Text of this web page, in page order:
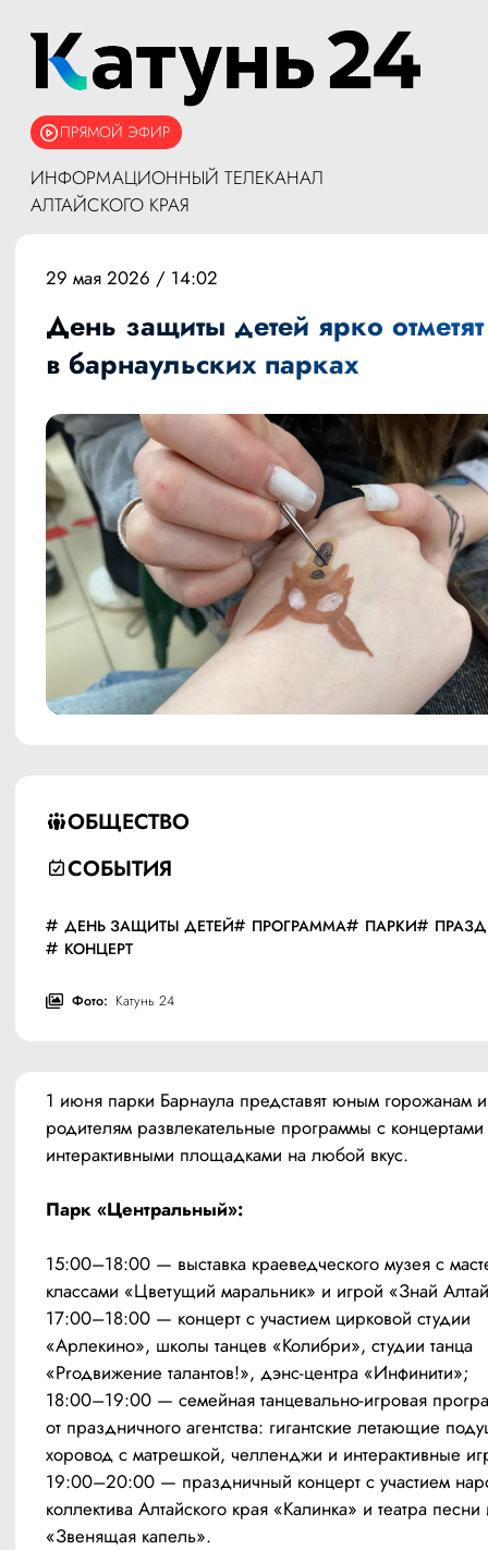
ПРЯМОЙ ЭФИР
ИНФОРМАЦИОННЫЙ ТЕЛЕКАНАЛ
АЛТАЙСКОГО КРАЯ
ОБЩЕСТВО
СОБЫТИЯ
ДЕНЬ ЗАЩИТЫ ДЕТЕЙ ПРОГРАММА ПАРКИ
КОНЦЕРТ
Фото: Катунь 24
29 мая 2026 / 14:02
День защиты детей ярко отметят
в барнаульских парках
1 июня парки Барнаула представят юным горожанам
родителям развлекательные программы с
интерактивными площадками на любой вкус.
Парк «Центральный»:
15:00–18:00 — выставка краеведческого музея с
классами «Цветущий маральник» и игрой «Знай
17:00–18:00 — концерт с участием цирковой студии
«Арлекино», школы танцев «Колибри», студии танца
«Prодвижение талантов!», дэнс-центра «Инфинити»;
18:00–19:00 — семейная танцевально-игровая
от праздничного агентства: гигантские летающие
хоровод с матрешкой, челленджи и интерактивные
19:00–20:00 — праздничный концерт с участием
коллектива Алтайского края «Калинка» и театра песни
«Звенящая капель».